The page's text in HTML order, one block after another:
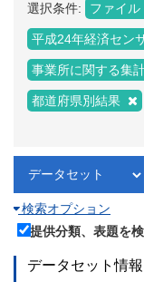
選択条件: ファイル
平成24年経済セン
事業所に関する集
都道府県別結果
検索オプション
提供分類、表題を
データセット情報